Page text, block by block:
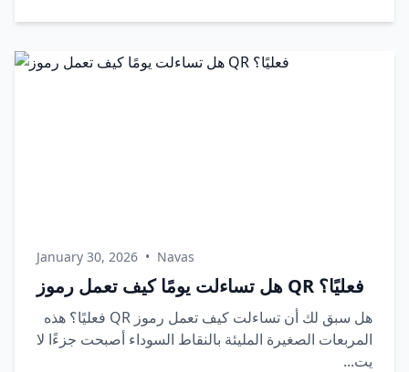
January 30, 2026 • Navas
هل تساءلت يومًا كيف تعمل رموز QR فعليًا؟
هل سبق لك أن تساءلت كيف تعمل رموز QR فعليًا؟ هذه
المربعات الصغيرة المليئة بالنقاط السوداء أصبحت جزءًا لا
يت...